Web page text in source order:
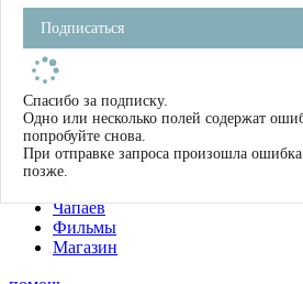
Фильмы
Имена
Тэги
О нас
Журнал
Книги
Чапаев
Фильмы
Магазин
Подписаться
Спасибо за подписку.
Одно или несколько полей содержат
попробуйте снова.
При отправке запроса произошла
позже.